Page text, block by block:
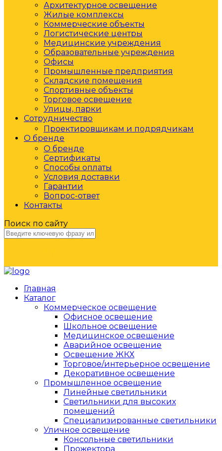
Архитектурное освещение
Жилые комплексы
Коммерческие объекты
Логистические центры
Медицинские учреждения
Образовательные учреждения
Офисы
Промышленные предприятия
Складские помещения
Спортивные объекты
Торговое освещение
Улицы, парки
Сотрудничество
Проектировщикам и подрядчикам
О бренде
О бренде
Сертификаты
Способы оплаты
Условия доставки
Гарантии
Вопрос-ответ
Контакты
Поиск по сайту
Главная
Каталог
Коммерческое освещение
Офисное освещение
Школьное освещение
Медицинское освещение
Аварийное освещение
Освещение ЖКХ
Торговое/интерьерное освещение
Декоративное освещение
Промышленное освещение
Линейные светильники
Светильники для высоких
помещений
Специализированные светильники
Уличное освещение
Консольные светильники
Прожектора